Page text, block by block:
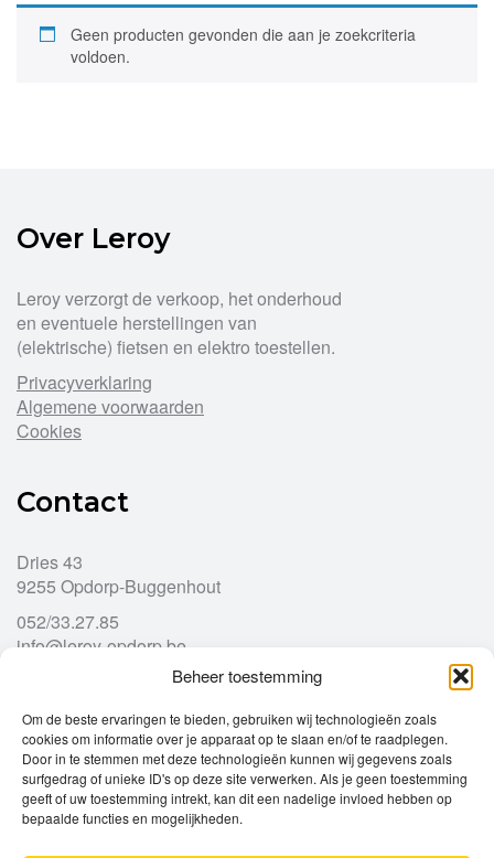
Beheer toestemming
Om de beste ervaringen te bieden, gebruiken wij technologieën zoals
cookies om informatie over je apparaat op te slaan en/of te raadplegen.
Door in te stemmen met deze technologieën kunnen wij gegevens zoals
surfgedrag of unieke ID's op deze site verwerken. Als je geen toestemming
geeft of uw toestemming intrekt, kan dit een nadelige invloed hebben op
bepaalde functies en mogelijkheden.
Geen producten gevonden die aan je zoekcriteria
voldoen.
Over Leroy
Leroy verzorgt de verkoop, het onderhoud
en eventuele herstellingen van
(elektrische) fietsen en elektro toestellen.
Privacyverklaring
Algemene voorwaarden
Cookies
Contact
Dries 43
9255 Opdorp-Buggenhout
052/33.27.85
info@leroy-opdorp.be
Openingsuren
Ma
gesloten
Di
9u – 12u
13u – 18u00
Wo
9u – 12u
13u – 18u00
Do
9u – 12u 13u – 18u00